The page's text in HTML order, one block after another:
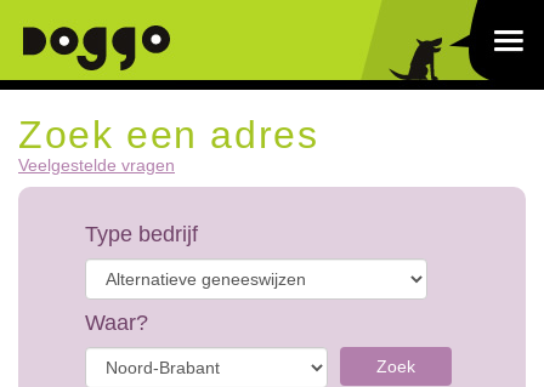
Zoek een adres
Veelgestelde vragen
Type bedrijf
Waar?
Zoek